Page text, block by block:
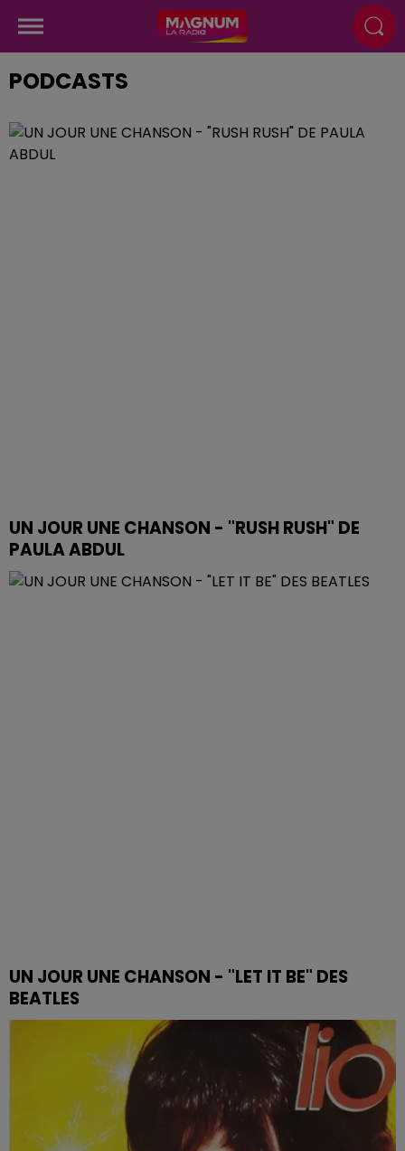
PODCASTS
UN JOUR UNE CHANSON - "RUSH RUSH" DE
PAULA ABDUL
UN JOUR UNE CHANSON - "LET IT BE" DES
BEATLES